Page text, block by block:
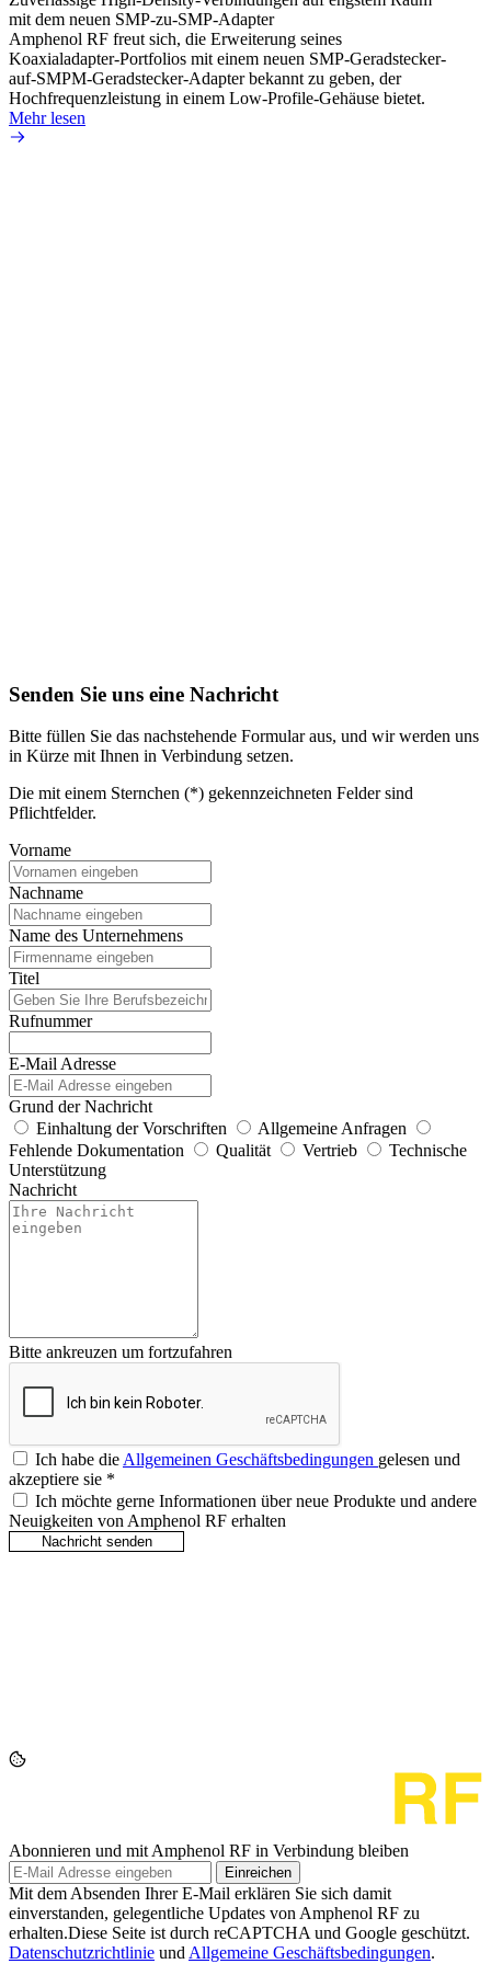
mit dem neuen SMP-zu-SMP-Adapter
Amphenol RF freut sich, die Erweiterung seines
Koaxialadapter-Portfolios mit einem neuen SMP-Geradstecker-
auf-SMPM-Geradstecker-Adapter bekannt zu geben, der
Hochfrequenzleistung in einem Low-Profile-Gehäuse bietet.
Mehr lesen
Senden Sie uns eine Nachricht
Bitte füllen Sie das nachstehende Formular aus, und wir werden uns
in Kürze mit Ihnen in Verbindung setzen.
Die mit einem Sternchen (*) gekennzeichneten Felder sind
Pflichtfelder.
Vorname
Nachname
Name des Unternehmens
Titel
Rufnummer
E-Mail Adresse
Grund der Nachricht
Einhaltung der Vorschriften
Allgemeine Anfragen
Fehlende Dokumentation
Qualität Vertrieb
Technische
Unterstützung
Nachricht
Bitte ankreuzen um fortzufahren
Ich habe dieAllgemeinen Geschäftsbedingungen gelesen und
akzeptiere sie *
Ich möchte gerne Informationen über neue Produkte und andere
Neuigkeiten von Amphenol RF erhalten
Abonnieren und mit Amphenol RF in Verbindung bleiben
Einreichen
Mit dem Absenden Ihrer E-Mail erklären Sie sich damit
einverstanden, gelegentliche Updates von Amphenol RF zu
erhalten.Diese Seite ist durch reCAPTCHA und Google geschützt.
Datenschutzrichtlinie und Allgemeine Geschäftsbedingungen.